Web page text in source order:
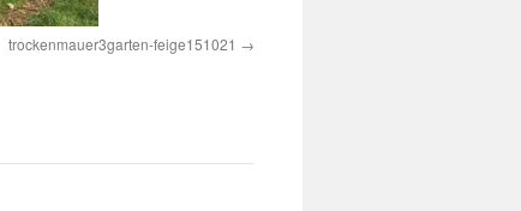
trockenmauer3garten-feige151021